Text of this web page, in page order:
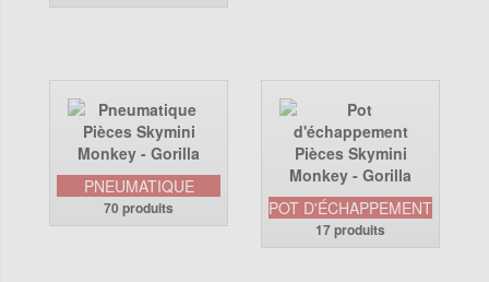
PNEUMATIQUE
70 produits POT D'ÉCHAPPEMENT
17 produits